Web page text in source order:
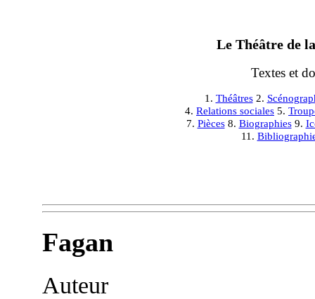
Le Théâtre de
Textes et
1. Théâtres2.
4. Relations sociales 5.
7. Pièces8. Biographies9.
11.
Fagan
Auteur